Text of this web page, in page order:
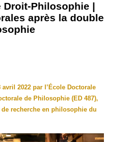
Philosophie |
après la double
2022 par l’École Doctorale
de Philosophie (ED 487),
recherche en philosophie du